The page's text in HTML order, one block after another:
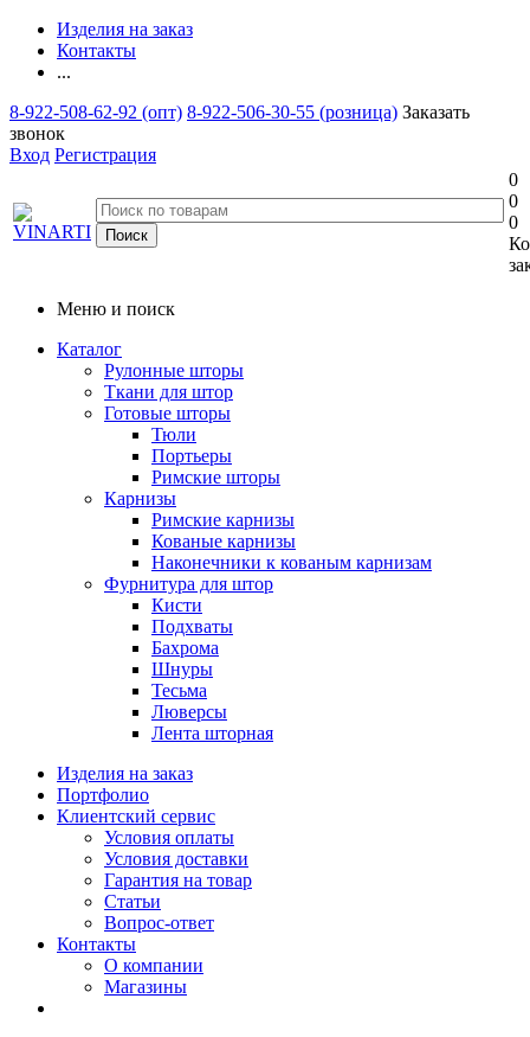
Изделия на заказ
Контакты
...
8-922-508-62-92 (опт) 8-922-506-30-55 (розница) Заказать
звонок
Вход Регистрация
0
0
0
Меню и поиск
Каталог
Рулонные шторы
Ткани для штор
Готовые шторы
Тюли
Портьеры
Римские шторы
Карнизы
Римские карнизы
Кованые карнизы
Наконечники к кованым карнизам
Фурнитура для штор
Кисти
Подхваты
Бахрома
Шнуры
Тесьма
Люверсы
Лента шторная
Изделия на заказ
Портфолио
Клиентский сервис
Условия оплаты
Условия доставки
Гарантия на товар
Статьи
Вопрос-ответ
Контакты
О компании
Магазины